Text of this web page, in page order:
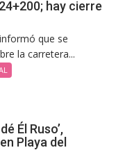
hay cierre
que se
la carretera...
Él Ruso’,
Playa del